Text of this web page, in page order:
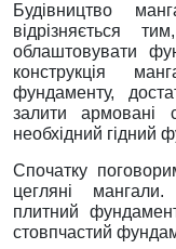
Будівництво
відрізняється
облаштовувати
конструкція
фундаменту,
залити армовані
необхідний гідний
Спочатку
цегляні мангали.
плитний
стовпчастий